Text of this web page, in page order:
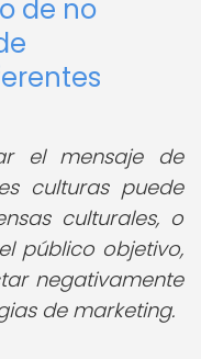
de no
el mensaje de
culturas puede
culturales, o
público objetivo,
negativamente
de marketing.